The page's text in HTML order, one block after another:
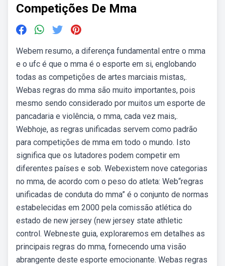
Competições De Mma
Webem resumo, a diferença fundamental entre o mma
e o ufc é que o mma é o esporte em si, englobando
todas as competições de artes marciais mistas,.
Webas regras do mma são muito importantes, pois
mesmo sendo considerado por muitos um esporte de
pancadaria e violência, o mma, cada vez mais,.
Webhoje, as regras unificadas servem como padrão
para competições de mma em todo o mundo. Isto
significa que os lutadores podem competir em
diferentes países e sob. Webexistem nove categorias
no mma, de acordo com o peso do atleta: Web“regras
unificadas de conduta do mma” é o conjunto de normas
estabelecidas em 2000 pela comissão atlética do
estado de new jersey (new jersey state athletic
control. Webneste guia, exploraremos em detalhes as
principais regras do mma, fornecendo uma visão
abrangente deste esporte emocionante. Webas regras